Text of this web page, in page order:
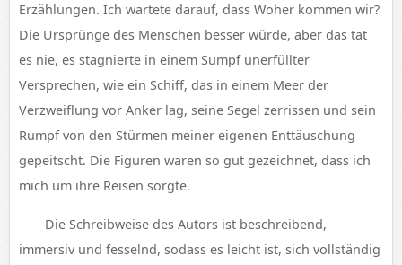
Erzählungen. Ich wartete darauf, dass Woher kommen wir?
Die Ursprünge des Menschen besser würde, aber das tat
es nie, es stagnierte in einem Sumpf unerfüllter
Versprechen, wie ein Schiff, das in einem Meer der
Verzweiflung vor Anker lag, seine Segel zerrissen und sein
Rumpf von den Stürmen meiner eigenen Enttäuschung
gepeitscht. Die Figuren waren so gut gezeichnet, dass ich
mich um ihre Reisen sorgte.
Die Schreibweise des Autors ist beschreibend,
immersiv und fesselnd, sodass es leicht ist, sich vollständig